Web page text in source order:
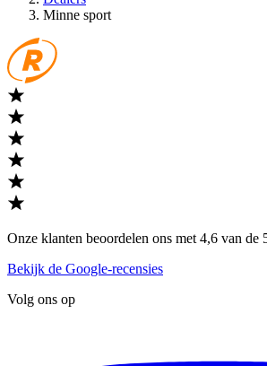
Minne sport
Onze klanten beoordelen ons met 4,6 van de
Bekijk de Google-recensies
Volg ons op